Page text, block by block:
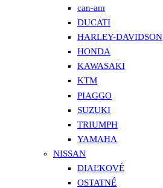
can-am
DUCATI
HARLEY-DAVIDSON
HONDA
KAWASAKI
KTM
PIAGGO
SUZUKI
TRIUMPH
YAMAHA
NISSAN
DIAĽKOVÉ
OSTATNÉ